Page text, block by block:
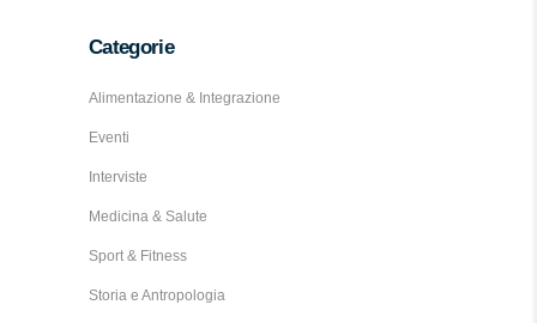
Categorie
Alimentazione & Integrazione
Eventi
Interviste
Medicina & Salute
Sport & Fitness
Storia e Antropologia